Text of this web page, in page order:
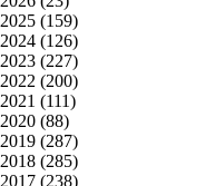
2025 (159)
2024 (126)
2023 (227)
2022 (200)
2021 (111)
2020 (88)
2019 (287)
2018 (285)
2017 (238)